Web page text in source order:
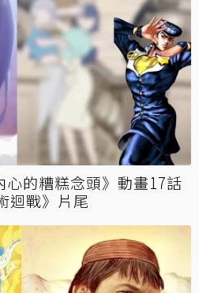
心的糟糕念頭》動畫17話
迴戰》片尾